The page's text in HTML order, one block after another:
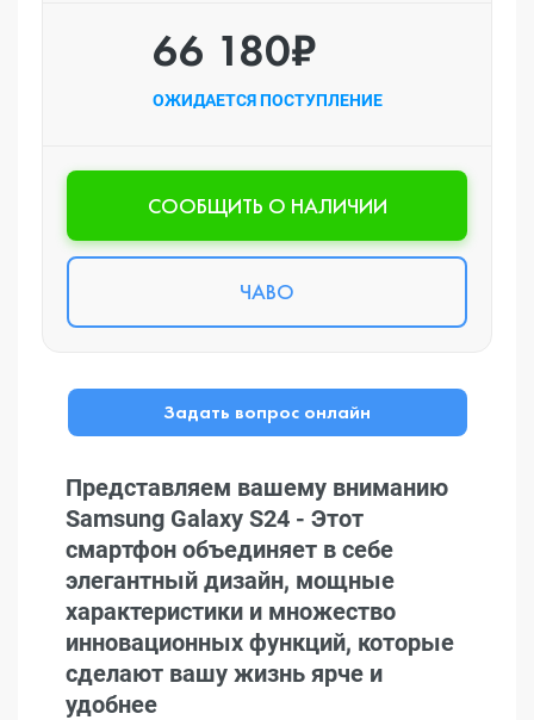
66 180₽
ОЖИДАЕТСЯ ПОСТУПЛЕНИЕ
CООБЩИТЬ О НАЛИЧИИ
ЧАВО
Задать вопрос онлайн
Представляем вашему вниманию
Samsung Galaxy S24 - Этот
смартфон объединяет в себе
элегантный дизайн, мощные
характеристики и множество
инновационных функций, которые
сделают вашу жизнь ярче и
удобнее